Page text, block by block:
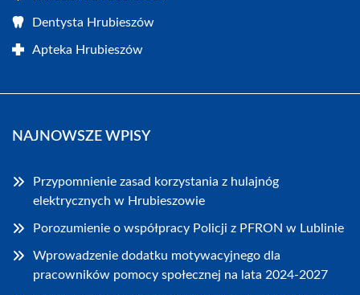
Dentysta Hrubieszów
Apteka Hrubieszów
NAJNOWSZE WPISY
Przypomnienie zasad korzystania z hulajnóg
elektrycznych w Hrubieszowie
Porozumienie o współpracy Policji z PFRON w Lublinie
Wprowadzenie dodatku motywacyjnego dla
pracowników pomocy społecznej na lata 2024-2027